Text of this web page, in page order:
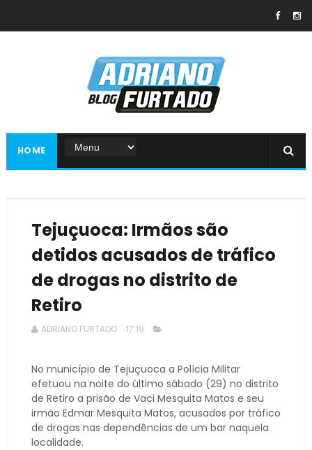
HOME
Tejuçuoca: Irmãos são
detidos acusados de tráfico
de drogas no distrito de
Retiro
ADRIANO FURTADO 17:19
No município de Tejuçuoca a Polícia Militar
efetuou na noite do último sábado (29) no distrito
de Retiro a prisão de Vaci Mesquita Matos e seu
irmão Edmar Mesquita Matos, acusados por tráfico
de drogas nas dependências de um bar naquela
localidade.